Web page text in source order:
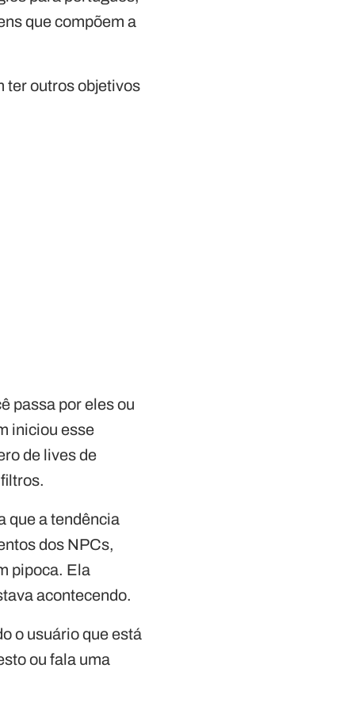
que compõem a
ter outros objetivos
passa por eles ou
iniciou esse
de lives de
que a tendência
dos NPCs,
pipoca. Ela
acontecendo.
o usuário que está
ou fala uma